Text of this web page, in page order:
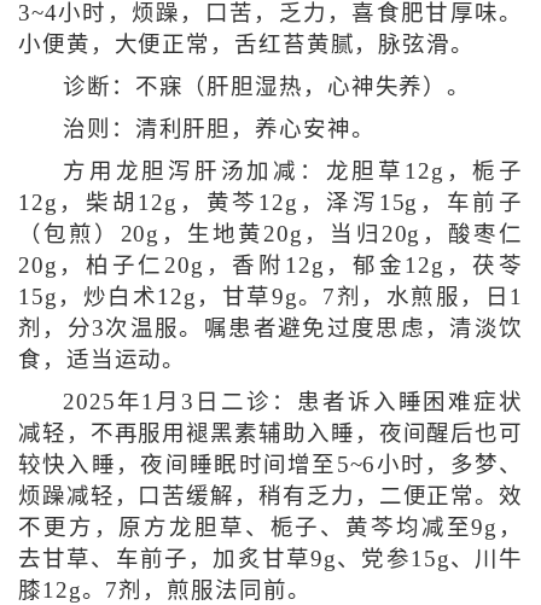
3~4小时，烦躁，口苦，乏力，喜食肥甘厚味。
小便黄，大便正常，舌红苔黄腻，脉弦滑。
诊断：不寐（肝胆湿热，心神失养）。
治则：清利肝胆，养心安神。
方用龙胆泻肝汤加减：龙胆草12g，栀子
12g，柴胡12g，黄芩12g，泽泻15g，车前子
（包煎）20g，生地黄20g，当归20g，酸枣仁
20g，柏子仁20g，香附12g，郁金12g，茯苓
15g，炒白术12g，甘草9g。7剂，水煎服，日1
剂，分3次温服。嘱患者避免过度思虑，清淡饮
食，适当运动。
2025年1月3日二诊：患者诉入睡困难症状
减轻，不再服用褪黑素辅助入睡，夜间醒后也可
较快入睡，夜间睡眠时间增至5~6小时，多梦、
烦躁减轻，口苦缓解，稍有乏力，二便正常。效
不更方，原方龙胆草、栀子、黄芩均减至9g，
去甘草、车前子，加炙甘草9g、党参15g、川牛
膝12g。7剂，煎服法同前。